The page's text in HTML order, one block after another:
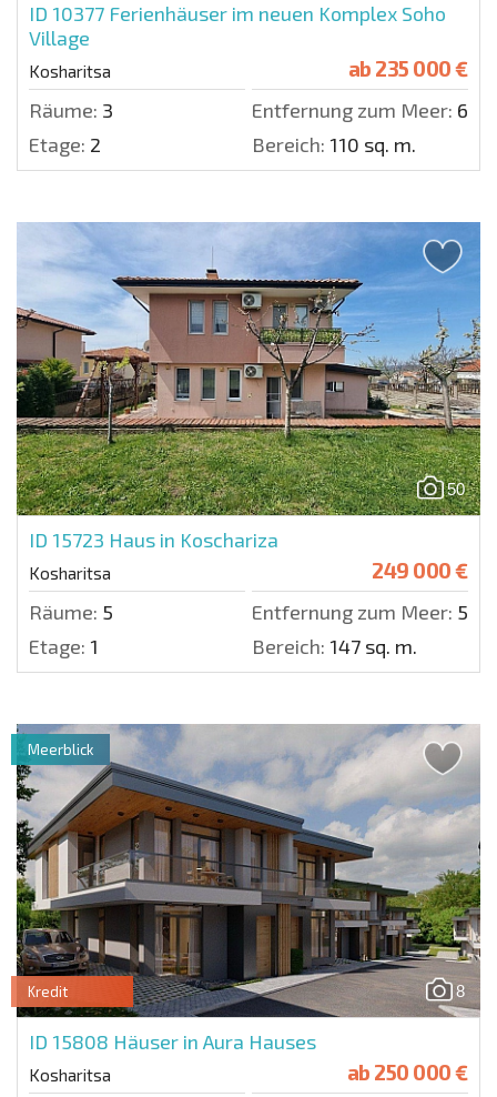
ID 10377 Ferienhäuser im neuen Komplex Soho
Village
Kosharitsa ab 235 000 €
Räume: 3 Entfernung zum Meer:
Etage: 2 Bereich: 110 sq. m.
50
ID 15723 Haus in Koschariza
Kosharitsa 249 000 €
Räume: 5 Entfernung zum Meer:
Etage: 1 Bereich: 147 sq. m.
8
Kredit
ID 15808 Häuser in Aura Hauses
Kosharitsa ab 250 000 €
Meerblick